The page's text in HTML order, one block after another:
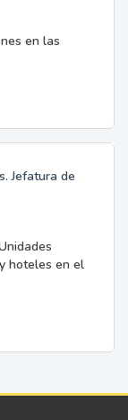
en las
Jefatura de
hoteles en el